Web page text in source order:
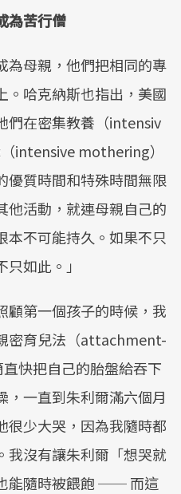
為苦行僧
為母親，他們把相同的專
。哈克納斯也指出，美國
們在密集教養（intensiv
intensive mothering）
優質時間和特殊時間無限
他活動，就連母親自己的
本不可能持久。如果不只
如此。」
顧第一個孩子的時候，我
密育兒法（attachment-
快把自己的胎盤給吞下
，一直到朱利爾滿六個月
很少大哭，因為我隨時都
我沒有讓朱利爾「想哭就
能隨時被餵飽 ── 而這